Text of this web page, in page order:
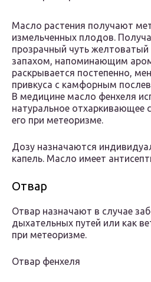
Масло растения получают
измельченных плодов.
прозрачный чуть желтоватый
запахом, напоминающим
раскрывается постепенно,
привкуса с камфорным
В медицине масло фенхеля
натуральное отхаркивающее
его при метеоризме.
Дозу назначаются
капель. Масло имеет
Отвар
Отвар назначают в случае
дыхательных путей или как
при метеоризме.
Отвар фенхеля